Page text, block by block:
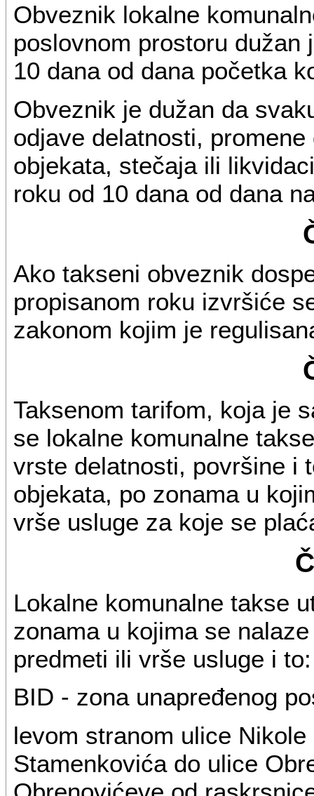
Obveznik lokalne
poslovnom prostoru dužan
10 dana od dana početka
Obveznik je dužan da
odjave delatnosti,
objekata, stečaja ili
roku od 10 dana od dana
Ako takseni obveznik
propisanom roku izvršiće
zakonom kojim je
Taksenom tarifom, koja je
se lokalne komunalne
vrste delatnosti, površine i
objekata, po zonama u
vrše usluge za koje se
Lokalne komunalne takse
zonama u kojima se
predmeti ili vrše usluge i to:
BID - zona unapređenog
levom stranom ulice
Stamenkovića do ulice